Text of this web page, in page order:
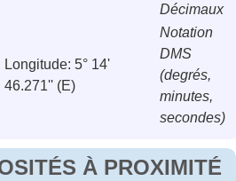
Décimaux
Longitude: 5° 14'
46.271'' (E)
Notation
DMS
(degrés,
minutes,
secondes)
À PROXIMITÉ